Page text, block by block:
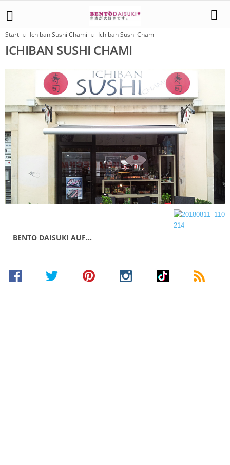
Start Ichiban Sushi Chami Ichiban Sushi Chami
ICHIBAN SUSHI CHAMI
BENTO DAISUKI AUF…